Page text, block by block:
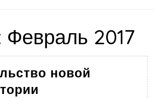
Февраль 2017
новой